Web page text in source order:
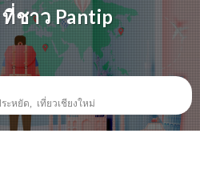
ชาว Pantip
ะหยัด เที่ยวเชียงใหม่